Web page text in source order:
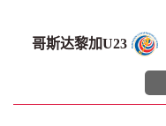
哥斯达黎加U23